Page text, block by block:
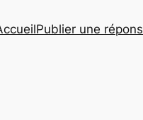
Publier une